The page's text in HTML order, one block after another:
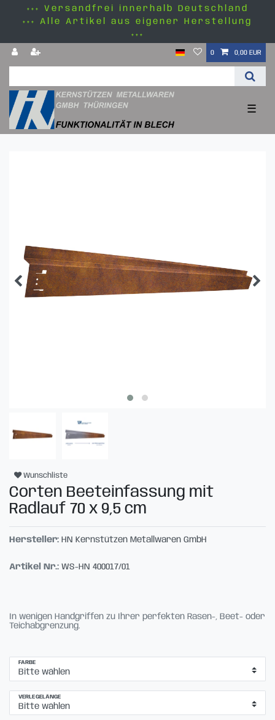
+++ Versandfrei innerhalb Deutschland
+++ Alle Artikel aus eigener Herstellung
+++
0 0,00 EUR
☰
Wunschliste
Corten Beeteinfassung mit
Radlauf 70 x 9,5 cm
Hersteller: HN Kernstützen Metallwaren GmbH
Artikel Nr.: WS-HN 400017/01
In wenigen Handgriffen zu Ihrer perfekten Rasen-, Beet- oder
Teichabgrenzung.
FARBE
VERLEGELÄNGE